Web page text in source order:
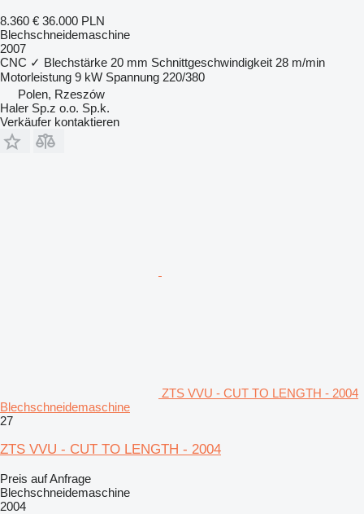
8.360 € 36.000 PLN
Blechschneidemaschine
2007
CNC ✓ Blechstärke 20 mm Schnittgeschwindigkeit 28 m/min
Motorleistung 9 kW Spannung 220/380
Polen, Rzeszów
Haler Sp.z o.o. Sp.k.
Verkäufer kontaktieren
ZTS VVU - CUT TO LENGTH - 2004
Blechschneidemaschine
27
ZTS VVU - CUT TO LENGTH - 2004
Preis auf Anfrage
Blechschneidemaschine
2004